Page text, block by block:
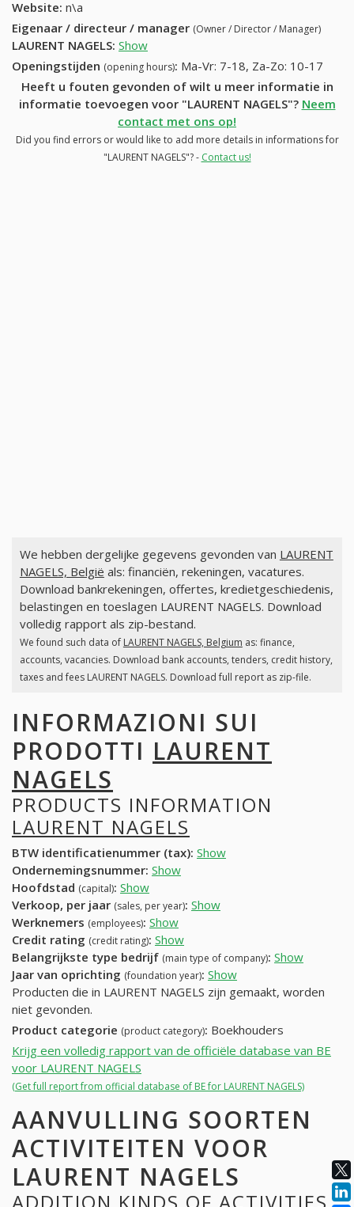
Website: n\a
Eigenaar / directeur / manager (Owner / Director / Manager)
LAURENT NAGELS: Show
Openingstijden (opening hours): Ma-Vr: 7-18, Za-Zo: 10-17
Heeft u fouten gevonden of wilt u meer informatie in
informatie toevoegen voor "LAURENT NAGELS"? Neem
contact met ons op!
Did you find errors or would like to add more details in informations for
"LAURENT NAGELS"? - Contact us!
We hebben dergelijke gegevens gevonden van LAURENT
NAGELS, België als: financiën, rekeningen, vacatures.
Download bankrekeningen, offertes, kredietgeschiedenis,
belastingen en toeslagen LAURENT NAGELS. Download
volledig rapport als zip-bestand.
We found such data of LAURENT NAGELS, Belgium as: finance,
accounts, vacancies. Download bank accounts, tenders, credit history,
taxes and fees LAURENT NAGELS. Download full report as zip-file.
INFORMAZIONI SUI
PRODOTTI LAURENT
NAGELS
PRODUCTS INFORMATION
LAURENT NAGELS
BTW identificatienummer (tax): Show
Ondernemingsnummer: Show
Hoofdstad (capital): Show
Verkoop, per jaar (sales, per year): Show
Werknemers (employees): Show
Credit rating (credit rating): Show
Belangrijkste type bedrijf (main type of company): Show
Jaar van oprichting (foundation year): Show
Producten die in LAURENT NAGELS zijn gemaakt, worden
niet gevonden.
Product categorie (product category): Boekhouders
Krijg een volledig rapport van de officiële database van BE
voor LAURENT NAGELS
(Get full report from official database of BE for LAURENT NAGELS)
AANVULLING SOORTEN
ACTIVITEITEN VOOR
LAURENT NAGELS
ADDITION KINDS OF ACTIVITIES